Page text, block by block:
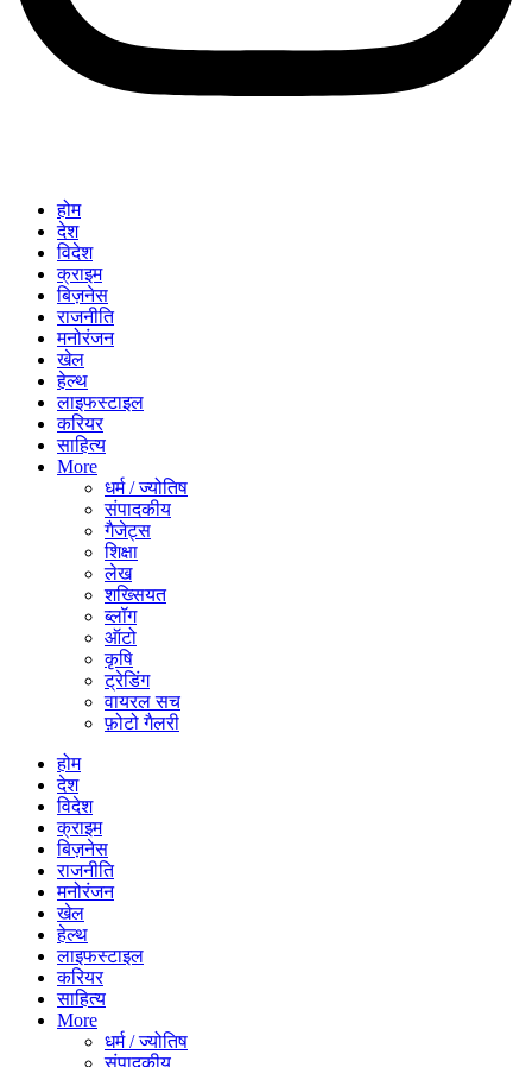
होम
देश
विदेश
क्राइम
बिज़नेस
राजनीति
मनोरंजन
खेल
हेल्थ
लाइफस्टाइल
करियर
साहित्य
More
धर्म / ज्योतिष
संपादकीय
गैजेट्स
शिक्षा
लेख
शख्सियत
ब्लॉग
ऑटो
कृषि
ट्रेडिंग
वायरल सच
फ़ोटो गैलरी
होम
देश
विदेश
क्राइम
बिज़नेस
राजनीति
मनोरंजन
खेल
हेल्थ
लाइफस्टाइल
करियर
साहित्य
More
धर्म / ज्योतिष
संपादकीय